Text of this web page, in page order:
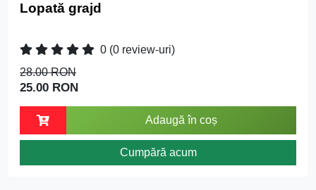
Lopată grajd
0 (0 review-uri)
28.00 RON
25.00 RON
Adaugă în coș
Cumpără acum